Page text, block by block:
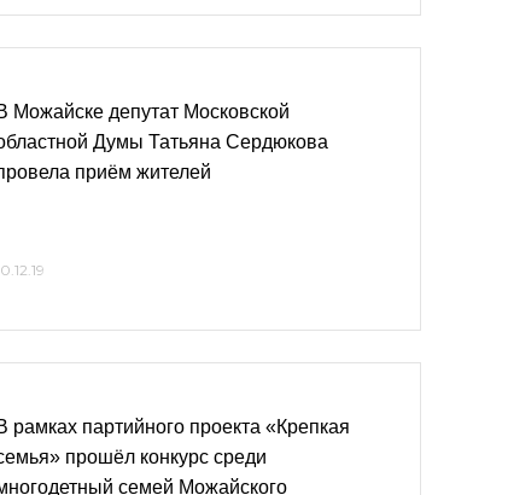
Можайске депутат Московской
Думы Татьяна Сердюкова
приём жителей
рамках партийного проекта «Крепкая
прошёл конкурс среди
семей Можайского